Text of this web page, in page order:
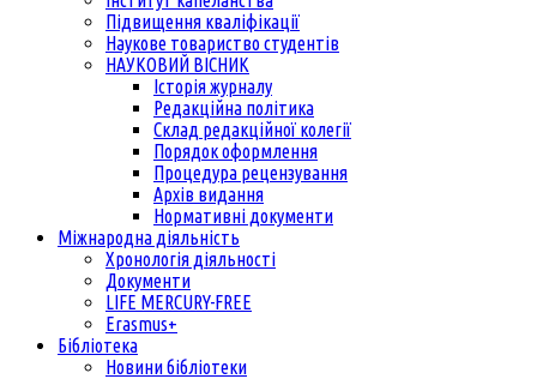
Підвищення кваліфікації
Наукове товариство студентів
НАУКОВИЙ ВІСНИК
Історія журналу
Редакційна політика
Склад редакційної колегії
Порядок оформлення
Процедура рецензування
Архів видання
Нормативні документи
Міжнародна діяльність
Хронологія діяльності
Документи
LIFE MERCURY-FREE
Erasmus+
Бібліотека
Новини бібліотеки